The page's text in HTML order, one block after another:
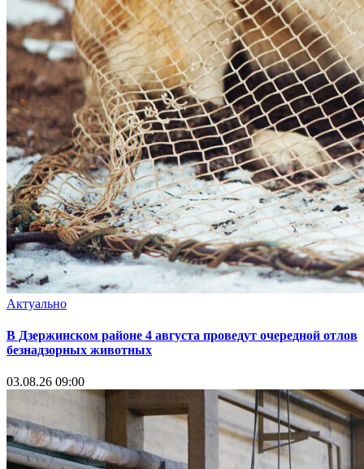
Актуально
В Дзержинском районе 4 августа проведут очередной отлов
безнадзорных животных
03.08.26 09:00